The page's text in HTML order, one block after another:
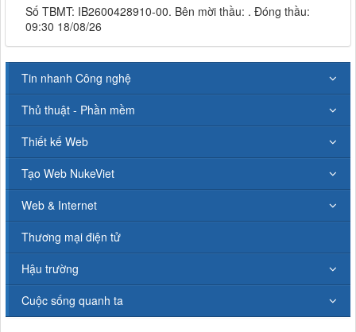
Số TBMT: IB2600428910-00. Bên mời thầu: . Đóng thầu:
09:30 18/08/26
Tin nhanh Công nghệ
Thủ thuật - Phần mềm
Thiết kế Web
Tạo Web NukeViet
Web & Internet
Thương mại điện tử
Hậu trường
Cuộc sống quanh ta